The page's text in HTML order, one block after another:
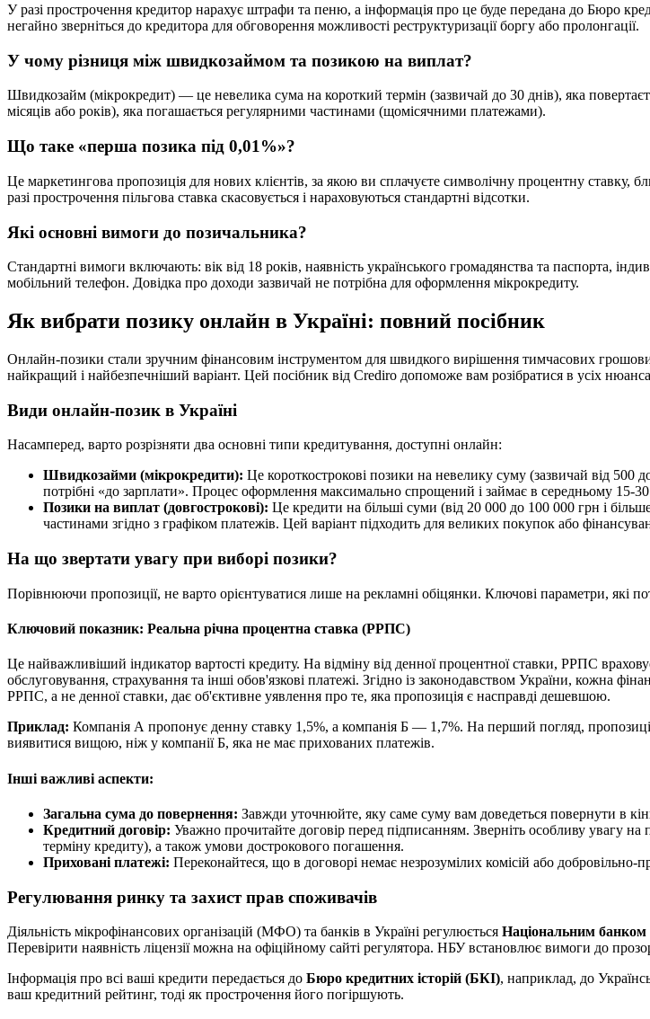
У разі прострочення кредитор нарахує штрафи та пеню, а інформація про це буде передана до Бюро
негайно зверніться до кредитора для обговорення можливості реструктуризації боргу або пролонгації.
У чому різниця між швидкозаймом та позикою на виплат?
Швидкозайм (мікрокредит) — це невелика сума на короткий термін (зазвичай до 30 днів), яка
місяців або років), яка погашається регулярними частинами (щомісячними платежами).
Що таке «перша позика під 0,01%»?
Це маркетингова пропозиція для нових клієнтів, за якою ви сплачуєте символічну процентну
разі прострочення пільгова ставка скасовується і нараховуються стандартні відсотки.
Які основні вимоги до позичальника?
Стандартні вимоги включають: вік від 18 років, наявність українського громадянства та паспорта,
мобільний телефон. Довідка про доходи зазвичай не потрібна для оформлення мікрокредиту.
Як вибрати позику онлайн в Україні: повний посібник
Онлайн-позики стали зручним фінансовим інструментом для швидкого вирішення тимчасових
найкращий і найбезпечніший варіант. Цей посібник від Crediro допоможе вам розібратися в усіх
Види онлайн-позик в Україні
Насамперед, варто розрізняти два основні типи кредитування, доступні онлайн:
Швидкозайми (мікрокредити): Це короткострокові позики на невелику суму (зазвичай від 500
потрібні «до зарплати». Процес оформлення максимально спрощений і займає в середньому 15-
Позики на виплат (довгострокові): Це кредити на більші суми (від 20 000 до 100 000 грн і
частинами згідно з графіком платежів. Цей варіант підходить для великих покупок або
На що звертати увагу при виборі позики?
Порівнюючи пропозиції, не варто орієнтуватися лише на рекламні обіцянки. Ключові параметри, які
Ключовий показник: Реальна річна процентна ставка (РРПС)
Це найважливіший індикатор вартості кредиту. На відміну від денної процентної ставки, РРПС
обслуговування, страхування та інші обов'язкові платежі. Згідно із законодавством України, кожна
РРПС, а не денної ставки, дає об'єктивне уявлення про те, яка пропозиція є насправді дешевшою.
Приклад: Компанія А пропонує денну ставку 1,5%, а компанія Б — 1,7%. На перший погляд,
виявитися вищою, ніж у компанії Б, яка не має прихованих платежів.
Інші важливі аспекти:
Загальна сума до повернення: Завжди уточнюйте, яку саме суму вам доведеться повернути в
Кредитний договір: Уважно прочитайте договір перед підписанням. Зверніть особливу увагу
терміну кредиту), а також умови дострокового погашення.
Приховані платежі: Переконайтеся, що в договорі немає незрозумілих комісій або добровільно-
Регулювання ринку та захист прав споживачів
Діяльність мікрофінансових організацій (МФО) та банків в Україні регулюється Національним
Перевірити наявність ліцензії можна на офіційному сайті регулятора. НБУ встановлює вимоги до
Інформація про всі ваші кредити передається до Бюро кредитних історій (БКІ), наприклад, до
ваш кредитний рейтинг, тоді як прострочення його погіршують.